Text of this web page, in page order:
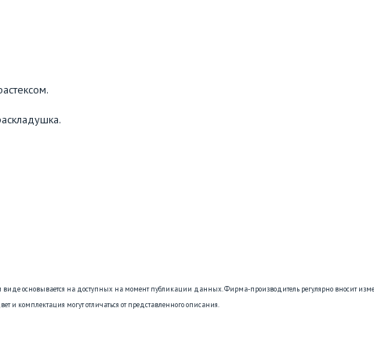
основывается на доступных на момент публикации данных. Фирма-производитель регулярно вносит
и комплектация могут отличаться от представленного описания.